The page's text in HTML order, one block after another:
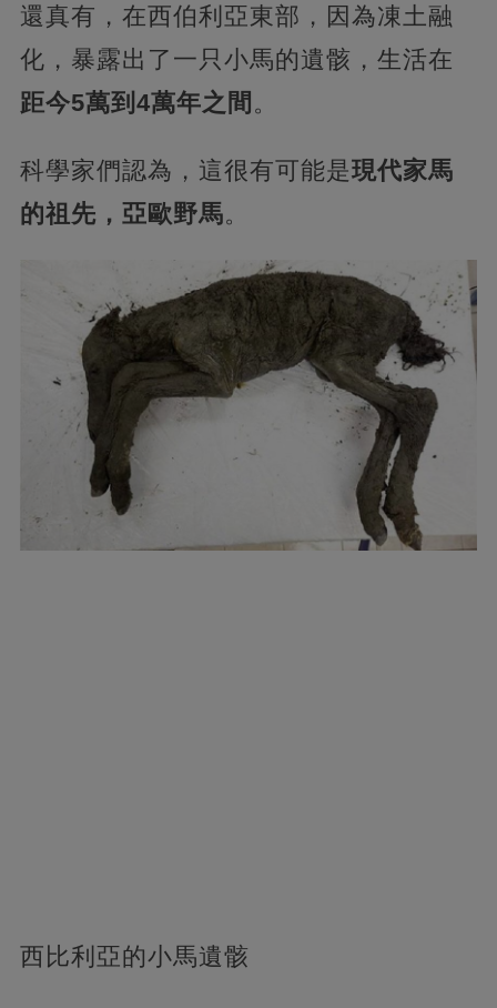
還真有，在西伯利亞東部，因為凍土融
化，暴露出了一只小馬的遺骸，生活在
距今5萬到4萬年之間 。
科學家們認為，這很有可能是現代家馬
的祖先，亞歐野馬。
西比利亞的小馬遺骸